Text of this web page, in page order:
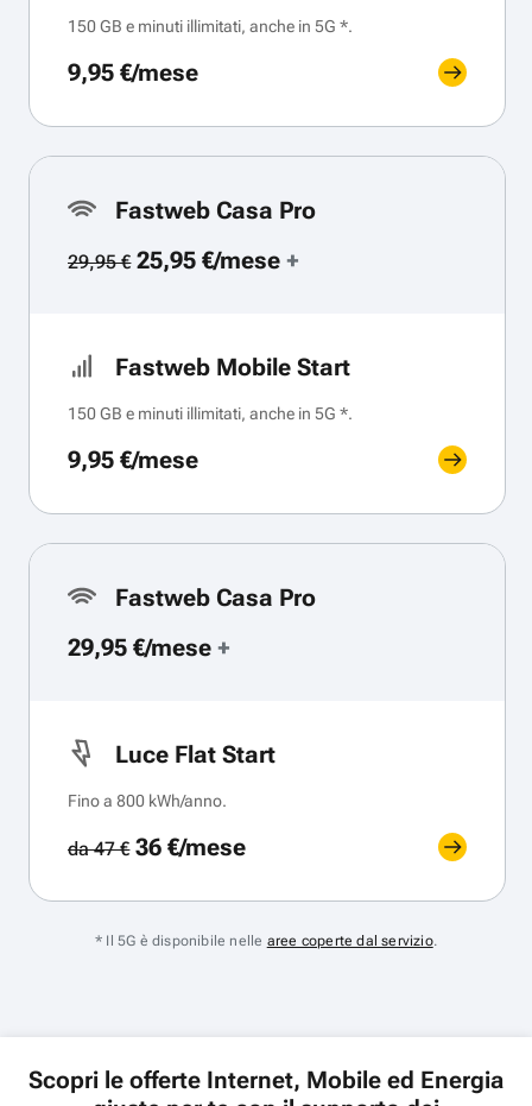
150 GB e minuti illimitati, anche in 5G *.
9,95 €/mese
Fastweb Casa Pro
29,95 €25,95 €/mese+
Fastweb Mobile Start
150 GB e minuti illimitati, anche in 5G *.
9,95 €/mese
Fastweb Casa Pro
29,95 €/mese +
Luce Flat Start
Fino a 800 kWh/anno.
da 47 €36 €/mese
* Il 5G è disponibile nelle aree coperte dal servizio.
Scopri le offerte Internet, Mobile ed Energia